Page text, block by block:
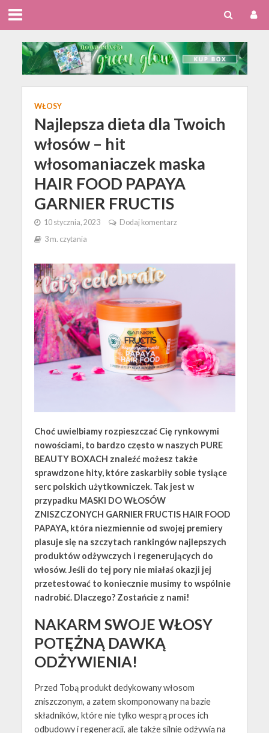
WŁOSY
Najlepsza dieta dla Twoich
włosów – hit
włosomaniaczek maska
HAIR FOOD PAPAYA
GARNIER FRUCTIS
10 stycznia, 2023
Dodaj komentarz
3 m. czytania
Choć uwielbiamy rozpieszczać Cię rynkowymi
nowościami, to bardzo często w naszych PURE
BEAUTY BOXACH znaleźć możesz także
sprawdzone hity, które zaskarbiły sobie tysiące
serc polskich użytkowniczek. Tak jest w
przypadku MASKI DO WŁOSÓW
ZNISZCZONYCH GARNIER FRUCTIS HAIR FOOD
PAPAYA, która niezmiennie od swojej premiery
plasuje się na szczytach rankingów najlepszych
produktów odżywczych i regenerujących do
włosów. Jeśli do tej pory nie miałaś okazji jej
przetestować to koniecznie musimy to wspólnie
nadrobić. Dlaczego? Zostańcie z nami!
NAKARM SWOJE WŁOSY
POTĘŻNĄ DAWKĄ
ODŻYWIENIA!
Przed Tobą produkt dedykowany włosom
zniszczonym, a zatem skomponowany na bazie
składników, które nie tylko wesprą proces ich
odbudowy i regeneracji, ale także silnie odżywią na